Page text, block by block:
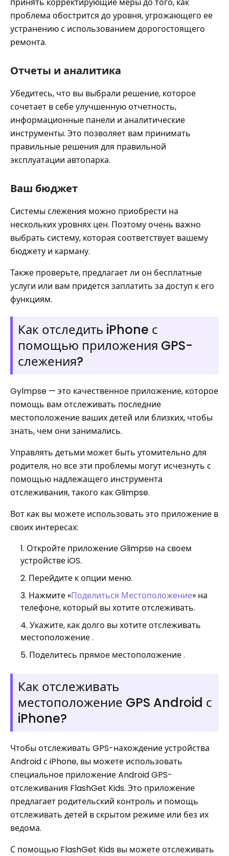
проблема обострится до уровня, угрожающего ее
устранению с использованием дорогостоящего
ремонта.
Отчеты и аналитика
Убедитесь, что вы выбрали решение, которое
сочетает в себе улучшенную отчетность,
информационные панели и аналитические
инструменты. Это позволяет вам принимать
правильные решения для правильной
эксплуатации автопарка.
Ваш бюджет
Системы слежения можно приобрести на
нескольких уровнях цен. Поэтому очень важно
выбрать систему, которая соответствует вашему
бюджету и карману.
Также проверьте, предлагает ли он бесплатные
услуги или вам придется заплатить за доступ к его
функциям.
Как отследить iPhone с
помощью приложения GPS-
слежения?
Gylmpse — это качественное приложение, которое
помощь вам отслеживать последние
местоположение ваших детей или близких, чтобы
знать, чем они занимались.
Управлять детьми может быть утомительно для
родителя, но все эти проблемы могут исчезнуть с
помощью надлежащего инструмента
отслеживания, такого как Glimpse.
Вот как вы можете использовать это приложение в
своих интересах:
Откройте приложение Glimpse на своем
устройстве iOS.
Перейдите к опции меню.
Нажмите «Поделиться Местоположение» на
телефоне, который вы хотите отслеживать.
Укажите, как долго вы хотите отслеживать
местоположение .
Поделитесь прямое местоположение .
Как отслеживать
местоположение GPS Android с
iPhone?
Чтобы отслеживать GPS-нахождение устройства
Android с iPhone, вы можете использовать
специальное приложение Android GPS-
отслеживания FlashGet Kids. Это приложение
предлагает родительский контроль и помощь
отслеживать детей в скрытом режиме или без их
ведома.
С помощью FlashGet Kids вы можете отслеживать